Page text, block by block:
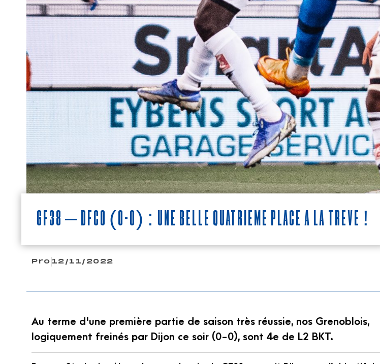
GF38 – DFCO (0-0) : Une belle quatrième place à la trêve !
Pro 12/11/2022
Au terme d'une première partie de saison très réussie, nos Grenoblois,
logiquement freinés par Dijon ce soir (0-0), sont 4e de L2 BKT.